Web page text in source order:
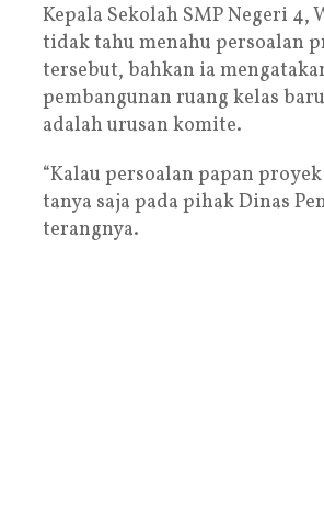
Kepala Sekolah SMP Negeri 4,
tidak tahu menahu persoalan
tersebut, bahkan ia
pembangunan ruang kelas
adalah urusan komite.
“Kalau persoalan papan
tanya saja pada pihak Dinas
terangnya.